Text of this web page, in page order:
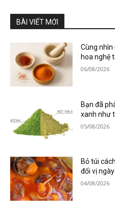
BÀI VIẾT MỚI
Cùng
hoa nghệ
06/08/2026
Bạn đã
xanh như
05/08/2026
Bỏ túi
đổi vị
04/08/2026